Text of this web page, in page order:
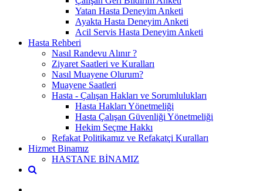
Yatan Hasta Deneyim Anketi
Ayakta Hasta Deneyim Anketi
Acil Servis Hasta Deneyim Anketi
Hasta Rehberi
Nasıl Randevu Alınır ?
Ziyaret Saatleri ve Kuralları
Nasıl Muayene Olurum?
Muayene Saatleri
Hasta - Çalışan Hakları ve Sorumlulukları
Hasta Hakları Yönetmeliği
Hasta Çalışan Güvenliği Yönetmeliği
Hekim Seçme Hakkı
Refakat Politikamız ve Refakatçi Kuralları
Hizmet Binamız
HASTANE BİNAMIZ